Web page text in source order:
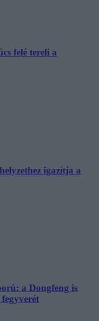
felé tereli a
igazítja a
a Dongfeng is